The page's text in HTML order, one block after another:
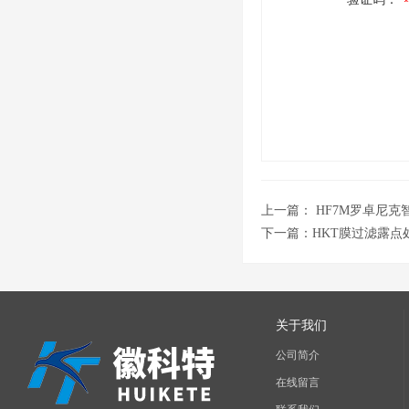
上一篇： HF7M罗卓尼克
下一篇： HKT膜过滤露点
关于我们
公司简介
在线留言